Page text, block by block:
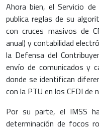
Ahora bien, el Servicio
publica reglas de su
con cruces masivos de
anual) y contabilidad
la Defensa del
envío de comunicados y
donde se identifican
con la PTU en los CFDI de
Por su parte, el IMSS
determinación de focos